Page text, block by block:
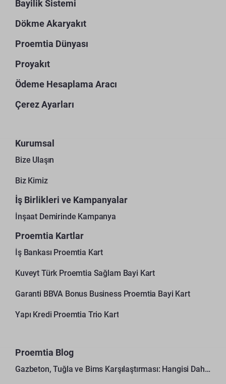
Bayilik Sistemi
Dökme Akaryakıt
Proemtia Dünyası
Proyakıt
Ödeme Hesaplama Aracı
Çerez Ayarları
Kurumsal
Bize Ulaşın
Biz Kimiz
İş Birlikleri ve Kampanyalar
İnşaat Demirinde Kampanya
Proemtia Kartlar
İş Bankası Proemtia Kart
Kuveyt Türk Proemtia Sağlam Bayi Kart
Garanti BBVA Bonus Business Proemtia Bayi Kart
Yapı Kredi Proemtia Trio Kart
Proemtia Blog
Gazbeton, Tuğla ve Bims Karşılaştırması: Hangisi Daha Avantajlı?